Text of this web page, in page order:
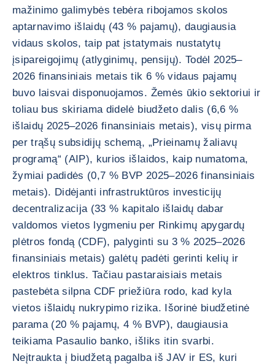
mažinimo galimybės tebėra ribojamos skolos
aptarnavimo išlaidų (43 % pajamų), daugiausia
vidaus skolos, taip pat įstatymais nustatytų
įsipareigojimų (atlyginimų, pensijų). Todėl 2025–
2026 finansiniais metais tik 6 % vidaus pajamų
buvo laisvai disponuojamos. Žemės ūkio sektoriui ir
toliau bus skiriama didelė biudžeto dalis (6,6 %
išlaidų 2025–2026 finansiniais metais), visų pirma
per trąšų subsidijų schemą, „Prieinamų žaliavų
programą“ (AIP), kurios išlaidos, kaip numatoma,
žymiai padidės (0,7 % BVP 2025–2026 finansiniais
metais). Didėjanti infrastruktūros investicijų
decentralizacija (33 % kapitalo išlaidų dabar
valdomos vietos lygmeniu per Rinkimų apygardų
plėtros fondą (CDF), palyginti su 3 % 2025–2026
finansiniais metais) galėtų padėti gerinti kelių ir
elektros tinklus. Tačiau pastaraisiais metais
pastebėta silpna CDF priežiūra rodo, kad kyla
vietos išlaidų nukrypimo rizika. Išorinė biudžetinė
parama (20 % pajamų, 4 % BVP), daugiausia
teikiama Pasaulio banko, išliks itin svarbi.
Neįtraukta į biudžetą pagalba iš JAV ir ES, kuri